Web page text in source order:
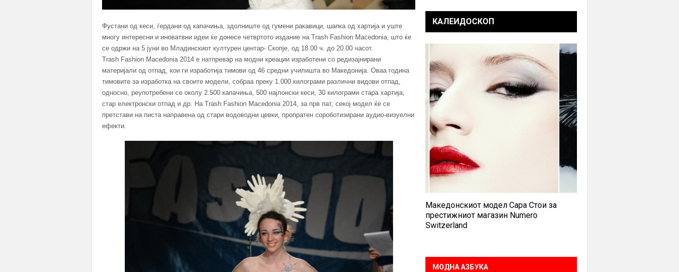
Фустани од кеси, ѓердани од капачиња, здолниште од гумени ракавици, шапка од хартија и уште
многу интересни и иноватвни идеи ќе донесе четвртото издание на Trash Fashion Macedonia, што ќе
се одржи на 5 јуни во Младинскиот културен центар- Скопје, од 18.00 ч. до 20.00 часот.
Trash Fashion Macedonia 2014 e натпревар на модни креации изработени со редизајнирани
материјали од отпад, кои ги изработија тимови од 46 средни училишта во Македонија. Оваа година
тимовите за изработка на своите модели, собраа преку 1.000 килограми различни видови отпад,
односно, реупотребени се околу 2.500 капачиња, 500 најлонски кеси, 30 килограми стара хартија,
стар електронски отпад и др. На Trash Fashion Macedonia 2014, за прв пат, секој модел ќе се
претстави на писта направена од стари водоводни цевки, пропратен сороботизирани аудио-визуелни
ефекти.
КАЛЕИДОСКОП
Македонскиот модел Сара Стои за
престижниот магазин Numero
Switzerland
МОДНА АЗБУКА